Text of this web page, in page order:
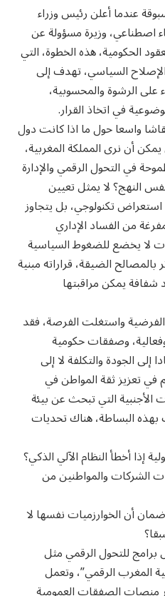
عندما أعلن رئيس وزراء
اصطناعي، وزيرة مسؤولة عن
الحكومية، هذه الخطوة، التي
السياسي، تهدف إلى
على الرشوة والمحسوبية،
في اتخاذ القرار.
واسعا حول ما اذا كانت دول
أن نرى المملكة المغربية،
في التحول الرقمي والإدارة
النهج؟ لا يمثل تعيين
تكنولوجي، بل يتجاوز
من الفساد الإداري
لا يخضع للضغوط السياسية
بالمصالح الضيقة، قراراته مبنية
شفافة يمكن مراقبتها
الفرضية واستغلت الفرصة، فقد
وصفقات حكومية
الجودة والتكلفة لا إلى
في تعزيز ثقة المواطن في
التي تبحث عن بيئة
البساطة، هناك تحديات
إذا أخطأ النظام الآلي الذكي؟
والمواطنين من
أن الخوارزميات نفسها لا
برامج للتحول الرقمي مثل
المغرب الرقمي”، وتعمل